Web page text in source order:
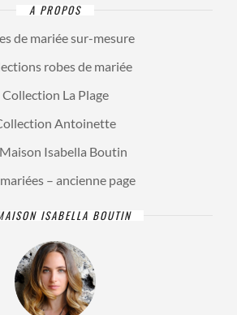
A PROPOS
de mariée sur-mesure
robes de mariée
Collection La Plage
Antoinette
Isabella Boutin
– ancienne page
ISABELLA BOUTIN